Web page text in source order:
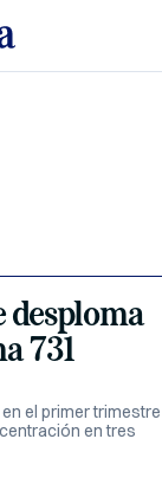
731
el primer trimestre
en tres